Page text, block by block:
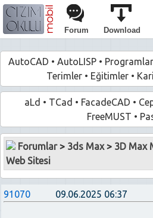
Forum
Download
AutoCAD • AutoLISP •
Terimler • Eğitimler •
aLd • TCad • FacadeCAD •
FreeMUST •
Forumlar> 3ds Max> 3D Max
Web Sitesi
91070 09.06.2025 06:37